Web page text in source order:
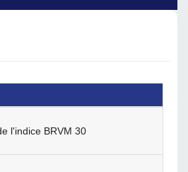
l'indice BRVM 30